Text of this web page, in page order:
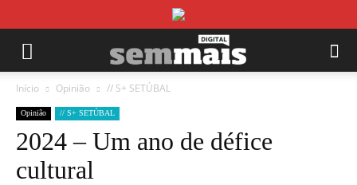
Início Opinião // S+ SETÚBAL
Opinião // S+ SETÚBAL
2024 – Um ano de défice
cultural